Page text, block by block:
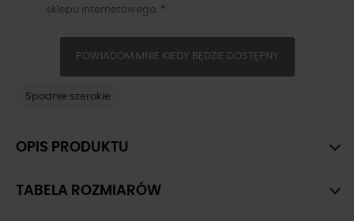
sklepu internetowego. *
POWIADOM MNIE KIEDY BĘDZIE DOSTĘPNY
Spodnie szerokie
OPIS PRODUKTU
TABELA ROZMIARÓW